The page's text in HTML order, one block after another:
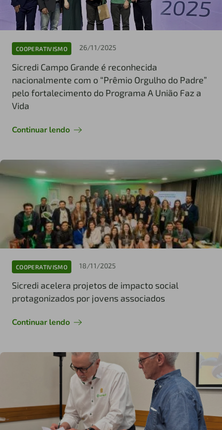
COOPERATIVISMO 26/11/2025
Sicredi Campo Grande é reconhecida
nacionalmente com o “Prêmio Orgulho do Padre”
pelo fortalecimento do Programa A União Faz a
Vida
Continuar lendo
COOPERATIVISMO 18/11/2025
Sicredi acelera projetos de impacto social
protagonizados por jovens associados
Continuar lendo